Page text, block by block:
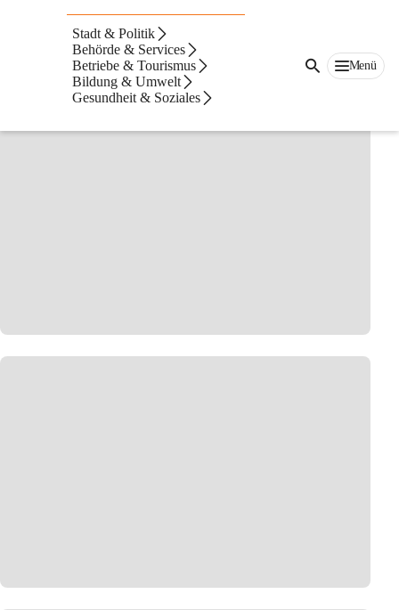
Stadt & Politik
Behörde & Services
Betriebe & Tourismus
Bildung & Umwelt
Gesundheit & Soziales
Menü
Betriebe Bad
Radkersburg
Gewerbebetriebe bei CITIES